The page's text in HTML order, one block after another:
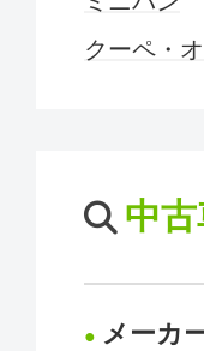
クーペ・
中
メーカ